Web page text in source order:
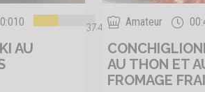
37.4
AU
Amateur
AU THON ET
FROMAGE